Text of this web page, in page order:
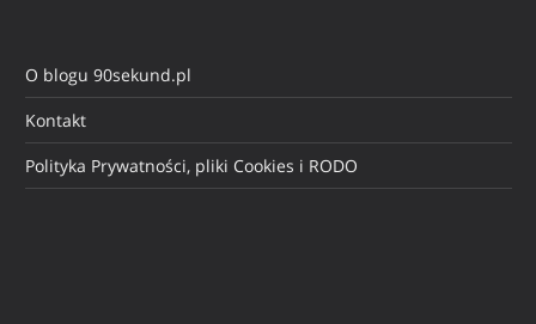
O blogu 90sekund.pl
Kontakt
Polityka Prywatności, pliki Cookies i RODO